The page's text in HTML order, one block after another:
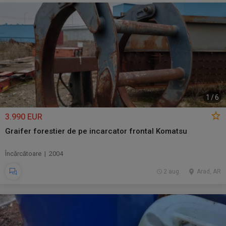
1 /6
3.990 EUR
Graifer forestier de pe incarcator frontal Komatsu
Încărcătoare | 2004
Arad, AR
2 aug.